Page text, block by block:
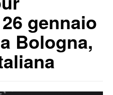
gennaio
Bologna,